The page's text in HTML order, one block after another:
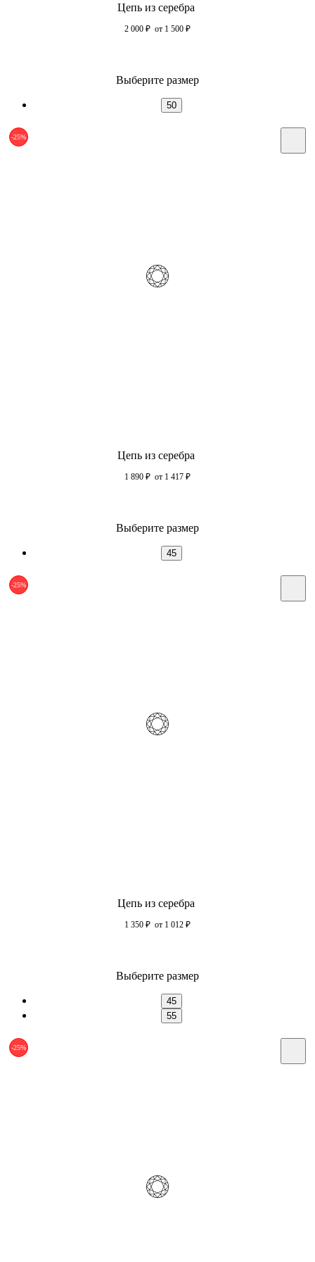
Цепь из серебра
2 000 ₽ от 1 500 ₽
Выберите размер
50
-25%
Цепь из серебра
1 890 ₽ от 1 417 ₽
Выберите размер
45
-25%
Цепь из серебра
1 350 ₽ от 1 012 ₽
Выберите размер
45
55
-25%